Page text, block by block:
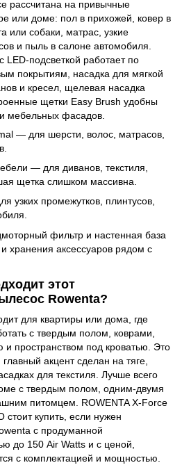
рассчитана на привычные
или доме: пол в прихожей, ковер в
или собаки, матрас, узкие
и пыль в салоне автомобиля.
подсветкой работает по
покрытиям, насадка для мягкой
и кресел, щелевая насадка
щетки Easy Brush удобны
мебельных фасадов.
— для шерсти, волос, матрасов,
— для диванов, текстиля,
щетка слишком массивна.
узких промежутков, плинтусов,
фильтр и настенная база
хранения аксессуаров рядом с
этот
Rowenta?
для квартиры или дома, где
с твердым полом, коврами,
пространством под кроватью. Это
акцент сделан на тяге,
для текстиля. Лучше всего
с твердым полом, одним-двумя
питомцем. ROWENTA X-Force
купить, если нужен
с продуманной
до 150 Air Watts и с ценой,
с комплектацией и мощностью.